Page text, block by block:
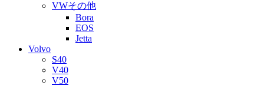
VWその他
Bora
EOS
Jetta
Volvo
S40
V40
V50